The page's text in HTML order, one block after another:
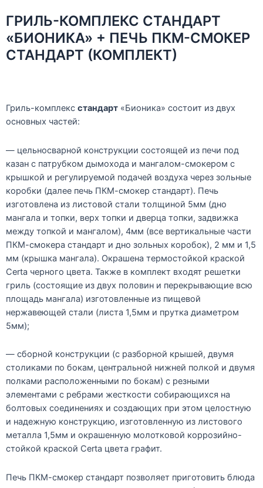
ГРИЛЬ-КОМПЛЕКС СТАНДАРТ
«БИОНИКА» + ПЕЧЬ ПКМ-СМОКЕР
СТАНДАРТ (КОМПЛЕКТ)
Гриль-комплекс стандарт «Бионика» состоит из двух
основных частей:
— цельносварной конструкции состоящей из печи под
казан с патрубком дымохода и мангалом-смокером с
крышкой и регулируемой подачей воздуха через зольные
коробки (далее печь ПКМ-смокер стандарт). Печь
изготовлена из листовой стали толщиной 5мм (дно
мангала и топки, верх топки и дверца топки, задвижка
между топкой и мангалом), 4мм (все вертикальные части
ПКМ-смокера стандарт и дно зольных коробок), 2 мм и 1,5
мм (крышка мангала). Окрашена термостойкой краской
Certa черного цвета. Также в комплект входят решетки
гриль (состоящие из двух половин и перекрывающие всю
площадь мангала) изготовленные из пищевой
нержавеющей стали (листа 1,5мм и прутка диаметром
5мм);
— сборной конструкции (с разборной крышей, двумя
столиками по бокам, центральной нижней полкой и двумя
полками расположенными по бокам) с резными
элементами с ребрами жесткости собирающихся на
болтовых соединениях и создающих при этом целостную
и надежную конструкцию, изготовленную из листового
металла 1,5мм и окрашенную молотковой коррозийно-
стойкой краской Certa цвета графит.
Печь ПКМ-смокер стандарт позволяет приготовить блюда